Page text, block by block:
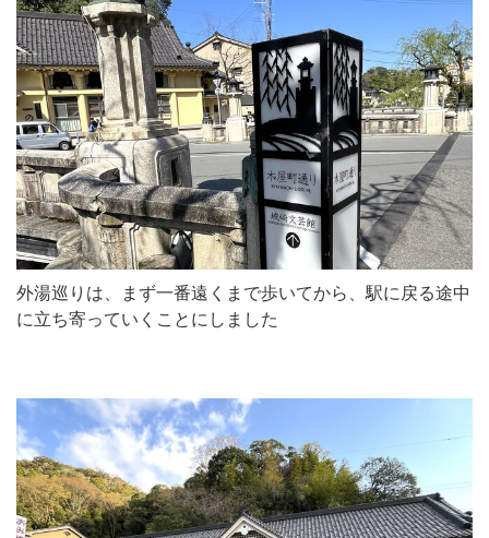
外湯巡りは、まず一番遠くまで歩いてから、駅に戻る途中
に立ち寄っていくことにしました